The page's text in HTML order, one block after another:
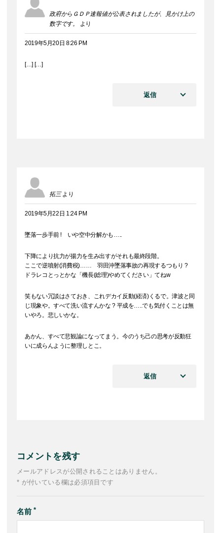
政府からＧＤＰ速報値が公表されましたが、見かけ上の
数字です。
より
2019年5月20日 8:26 PM
[…] […]
返信
拓三 より
2019年5月22日 1:24 PM
墜落一歩手前 ! いや空中分解かも…..
下降により抗力が揚力を生み出すがそれも最終段階。
ここで逆噴射(消費税)…… 羽田沖墜落事故の再現するつもり ?
ドラレコとっとかな「機長(総理)やめてください」てねw
笑もない冗談はさておき、これデカイ反動(経済)くるで。津波と同
じ現象や。すべて洗い流すんかな ? 平成を…..でも気付くことは無
いやろ。悲しいかな。
あかん、すべて悲観論になってまう。今のうち己の思考が反動狂
いに成らんように整理しとこ。
返信
コメントを残す
メールアドレスが公開されることはありません。
* が付いている欄は必須項目です
名前